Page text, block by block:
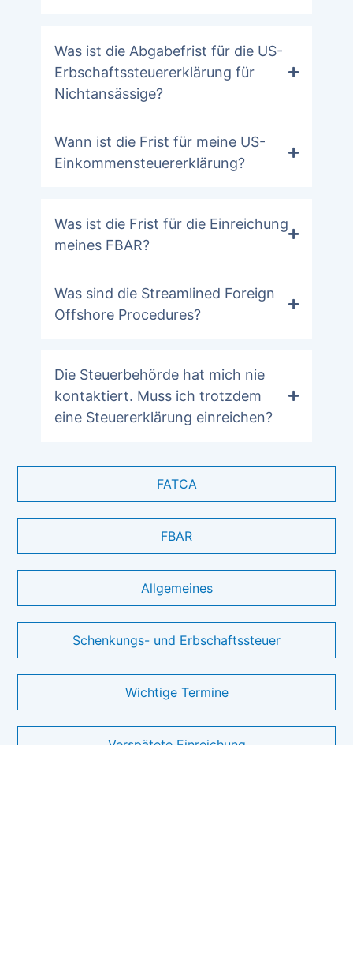
FATCA
FBAR
Allgemeines
Schenkungs- und Erbschaftssteuer
Wichtige Termine
Verspätete Einreichung
Was ist die Abgabefrist für die US-
Erbschaftssteuererklärung für
Nichtansässige?
Wann ist die Frist für meine US-
Einkommensteuererklärung?
Was ist die Frist für die Einreichung
meines FBAR?
Was sind die Streamlined Foreign
Offshore Procedures?
Die Steuerbehörde hat mich nie
kontaktiert. Muss ich trotzdem
eine Steuererklärung einreichen?